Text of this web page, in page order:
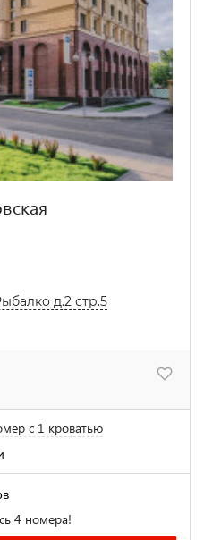
д.2 стр.5
с 1 кроватью
4 номера!